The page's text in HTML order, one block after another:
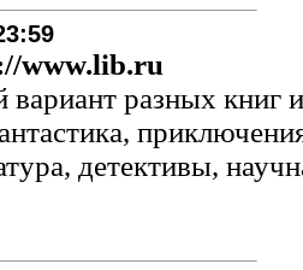
www.lib.ru
разных книг
детективы,